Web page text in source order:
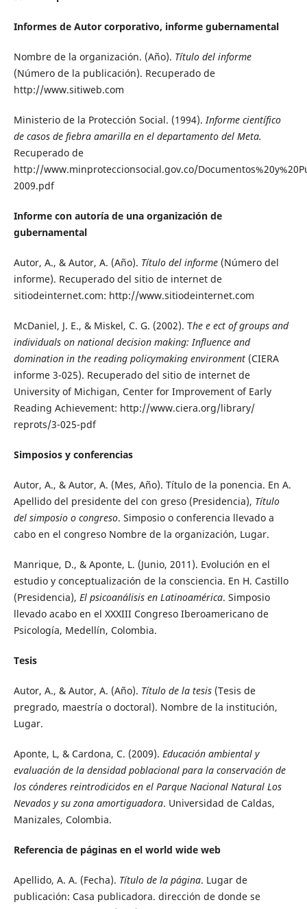
Informes de Autor corporativo, informe gubernamental
Nombre de la organización. (Año). Título del informe
(Número de la publicación). Recuperado de
http://www.sitiweb.com
Ministerio de la Protección Social. (1994).Informe científico
de casos de fiebra amarilla en el departamento del Meta.
Recuperado de
http://www.minproteccionsocial.gov.co/
2009.pdf
Informe con autoría de una organización de
gubernamental
Autor, A., & Autor, A. (Año). Título del informe (Número del
informe). Recuperado del sitio de internet de
sitiodeinternet.com: http://www.sitiodeinternet.com
McDaniel, J. E., & Miskel, C. G. (2002). The e ect of groups and
individuals on national decision making: Influence and
domination in the reading policymaking environment (CIERA
informe 3-025). Recuperado del sitio de internet de
University of Michigan, Center for Improvement of Early
Reading Achievement: http://www.ciera.org/library/
reprots/3-025-pdf
Simposios y conferencias
Autor, A., & Autor, A. (Mes, Año). Título de la ponencia. En A.
Apellido del presidente del con greso (Presidencia), Título
del simposio o congreso. Simposio o conferencia llevado a
cabo en el congreso Nombre de la organización, Lugar.
Manrique, D., & Aponte, L. (Junio, 2011). Evolución en el
estudio y conceptualización de la consciencia. En H. Castillo
(Presidencia), El psicoanálisis en Latinoamérica. Simposio
llevado acabo en el XXXIII Congreso Iberoamericano de
Psicología, Medellín, Colombia.
Tesis
Autor, A., & Autor, A. (Año). Título de la tesis (Tesis de
pregrado, maestría o doctoral). Nombre de la institución,
Lugar.
Aponte, L, & Cardona, C. (2009). Educación ambiental y
evaluación de la densidad poblacional para la conservación de
los cónderes reintrodicidos en el Parque Nacional Natural Los
Nevados y su zona amortiguadora. Universidad de Caldas,
Manizales, Colombia.
Referencia de páginas en el world wide web
Apellido, A. A. (Fecha). Título de la página. Lugar de
publicación: Casa publicadora. dirección de donde se